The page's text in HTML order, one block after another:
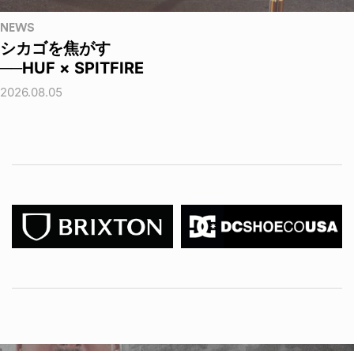
NEWS
シカゴを焦がす
──HUF × SPITFIRE
2026.08.05